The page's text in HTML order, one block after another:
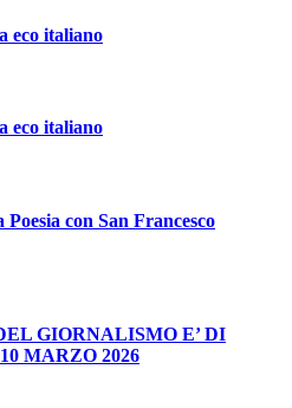
eco italiano
eco italiano
con San Francesco
GIORNALISMO E’ DI
MARZO 2026